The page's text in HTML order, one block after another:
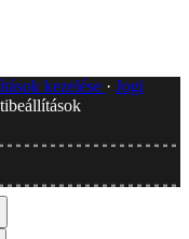
kezelése
Jogi